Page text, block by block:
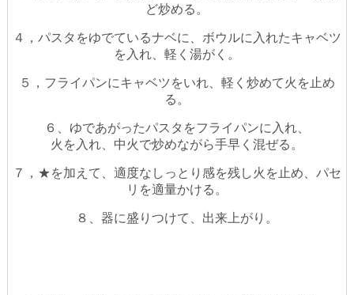
ど炒める。
４，パスタをゆでているナベに、ボウルに入れたキャベツ
を入れ、軽く湯がく。
５，フライパンにキャベツをいれ、軽く炒めて火を止め
る。
６、ゆであがったパスタをフライパンに入れ、
火を入れ、中火で炒めながら手早く混ぜる。
７，★を加えて、適度なしっとり感を残し火を止め、パセ
リを適量かける。
８、器に盛りつけて、出来上がり。